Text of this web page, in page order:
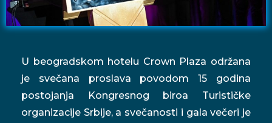
U beogradskom hotelu Crown Plaza održana
je svečana proslava povodom 15 godina
postojanja Kongresnog biroa Turističke
organizacije Srbije, a svečanosti i gala večeri je